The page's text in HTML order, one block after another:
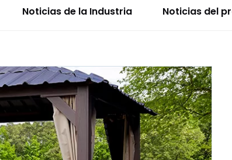
Noticias de la Industria Noticias del